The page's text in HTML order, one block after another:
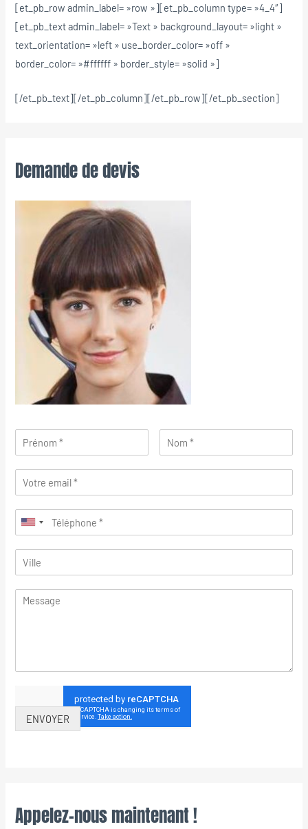
[et_pb_row admin_label= »row »][et_pb_column type= »4_4″]
[et_pb_text admin_label= »Text » background_layout= »light »
text_orientation= »left » use_border_color= »off »
border_color= »#ffffff » border_style= »solid »]
[/et_pb_text][/et_pb_column][/et_pb_row][/et_pb_section]
Demande de devis
ENVOYER
Appelez-nous maintenant !